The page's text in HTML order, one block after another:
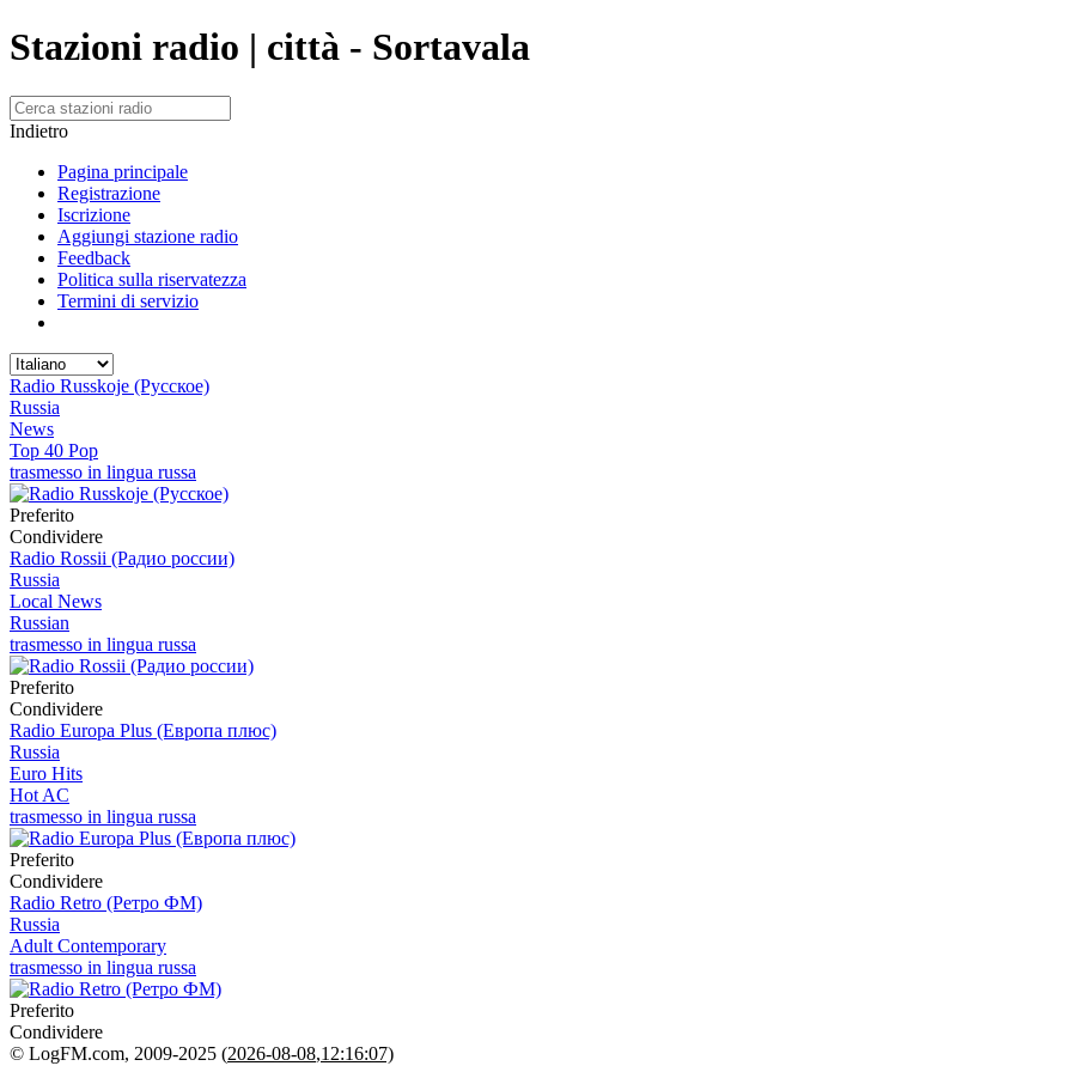
Stazioni radio | città - Sortavala
Indietro
Pagina principale
Registrazione
Iscrizione
Aggiungi stazione radio
Feedback
Politica sulla riservatezza
Termini di servizio
Radio Russkoje (Русское)
Russia
News
Top 40 Pop
trasmesso in lingua russa
Preferito
Condividere
Radio Rossii (Радио россии)
Russia
Local News
Russian
trasmesso in lingua russa
Preferito
Condividere
Radio Europa Plus (Европа плюс)
Russia
Euro Hits
Hot AC
trasmesso in lingua russa
Preferito
Condividere
Radio Retro (Ретро ФМ)
Russia
Adult Contemporary
trasmesso in lingua russa
Preferito
Condividere
© LogFM.com, 2009-2025 (2026-08-08,12:16:07)